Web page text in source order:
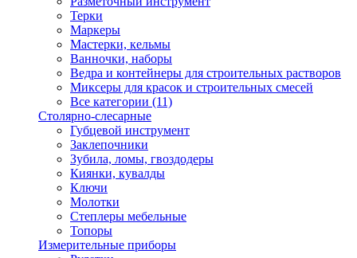
Терки
Маркеры
Мастерки, кельмы
Ванночки, наборы
Ведра и контейнеры для строительных растворов
Миксеры для красок и строительных смесей
Все категории (11)
Столярно-слесарные
Губцевой инструмент
Заклепочники
Зубила, ломы, гвоздодеры
Киянки, кувалды
Ключи
Молотки
Степлеры мебельные
Топоры
Измерительные приборы